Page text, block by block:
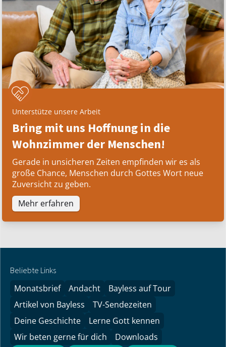
Unterstütze unsere Arbeit
Bring mit uns Hoffnung in die
Wohnzimmer der Menschen!
Gerade in unsicheren Zeiten empfinden wir es als
große Chance, Menschen durch Gottes Wort neue
Zuversicht zu geben.
Mehr erfahren
Beliebte Links
Monatsbrief Andacht
Bayless auf Tour
Artikel von Bayless
TV-Sendezeiten
Deine Geschichte
Lerne Gott kennen
Wir beten gerne für dich
Downloads